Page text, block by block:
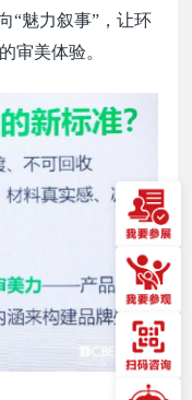
“魅力叙事”，让环
审美体验。